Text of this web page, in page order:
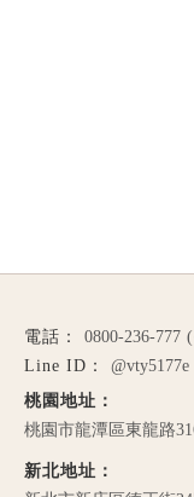
@vty5177e
0800-236-777
桃園市龍潭區東龍路